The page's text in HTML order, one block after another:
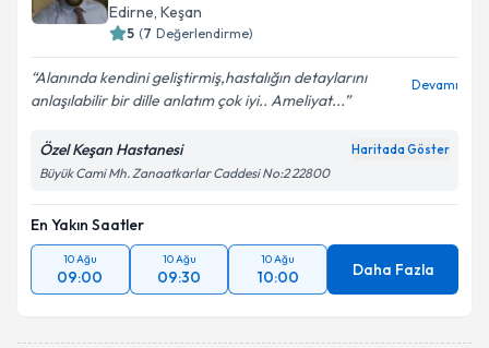
Edirne, Keşan
5 (7 Değerlendirme)
Alanında kendini geliştirmiş,hastalığın detaylarını
anlaşılabilir bir dille anlatım çok iyi.. Ameliyat...
Devamı
Özel Keşan Hastanesi Haritada Göster
Büyük Cami Mh. Zanaatkarlar Caddesi No:2 22800
En Yakın Saatler
10 Ağu
09:00
10 Ağu
09:30
10 Ağu
10:00 Daha Fazla